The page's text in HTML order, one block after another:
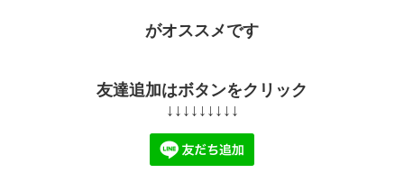
がオススメです
友達追加はボタンをクリック
↓↓↓↓↓↓↓↓↓